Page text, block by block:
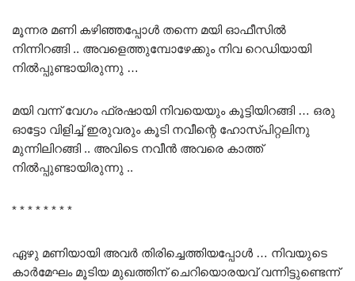
മൂന്നര മണി കഴിഞ്ഞപ്പോൾ തന്നെ മയി ഓഫീസിൽ
നിന്നിറങ്ങി .. അവളെത്തുമ്പോഴേക്കും നിവ റെഡിയായി
നിൽപ്പുണ്ടായിരുന്നു …
മയി വന്ന് വേഗം ഫ്രഷായി നിവയെയും കൂട്ടിയിറങ്ങി … ഒരു
ഓട്ടോ വിളിച്ച് ഇരുവരും കൂടി നവീന്റെ ഹോസ്പിറ്റലിനു
മുന്നിലിറങ്ങി .. അവിടെ നവീൻ അവരെ കാത്ത്
നിൽപ്പുണ്ടായിരുന്നു ..
* * * * * * * *
ഏഴു മണിയായി അവർ തിരിച്ചെത്തിയപ്പോൾ … നിവയുടെ
കാർമേഘം മൂടിയ മുഖത്തിന് ചെറിയൊരയവ് വന്നിട്ടുണ്ടെന്ന്